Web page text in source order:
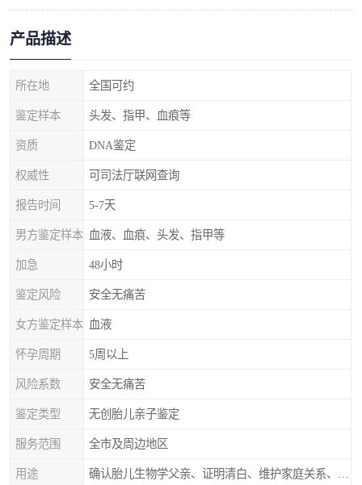
产品描述
所在地 全国可约
鉴定样本 头发、指甲、血痕等
资质 DNA鉴定
权威性 可司法厅联网查询
报告时间 5-7天
男方鉴定样本 血液、血痕、头发、指甲等
加急 48小时
鉴定风险 安全无痛苦
女方鉴定样本 血液
怀孕周期 5周以上
风险系数 安全无痛苦
鉴定类型 无创胎儿亲子鉴定
服务范围 全市及周边地区
用途